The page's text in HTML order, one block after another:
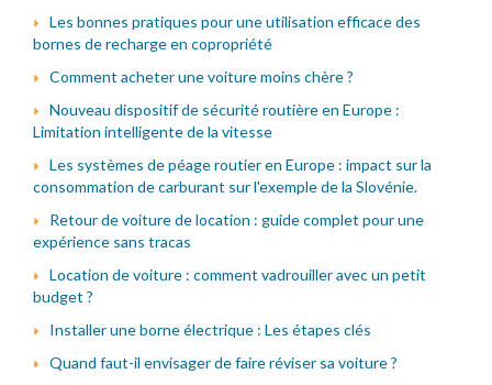
Les bonnes pratiques pour une utilisation efficace des
bornes de recharge en copropriété
Comment acheter une voiture moins chère ?
Nouveau dispositif de sécurité routière en Europe :
Limitation intelligente de la vitesse
Les systèmes de péage routier en Europe : impact sur la
consommation de carburant sur l'exemple de la Slovénie.
Retour de voiture de location : guide complet pour une
expérience sans tracas
Location de voiture : comment vadrouiller avec un petit
budget ?
Installer une borne électrique : Les étapes clés
Quand faut-il envisager de faire réviser sa voiture ?